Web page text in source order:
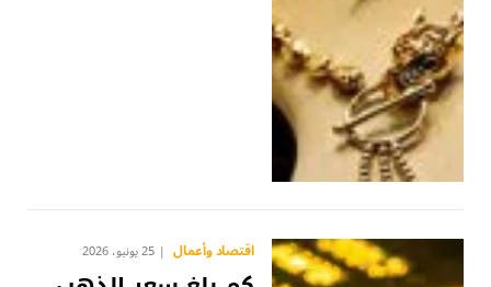
اقتصاد وأعمال 25 يونيو، 2026